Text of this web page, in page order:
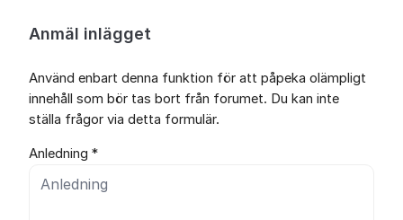
Anmäl inlägget
Använd enbart denna funktion för att påpeka olämpligt
innehåll som bör tas bort från forumet. Du kan inte
ställa frågor via detta formulär.
Anledning *